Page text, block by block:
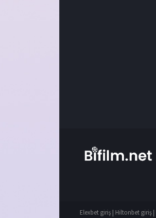
Elexbet giriş | Hiltonbet giriş |